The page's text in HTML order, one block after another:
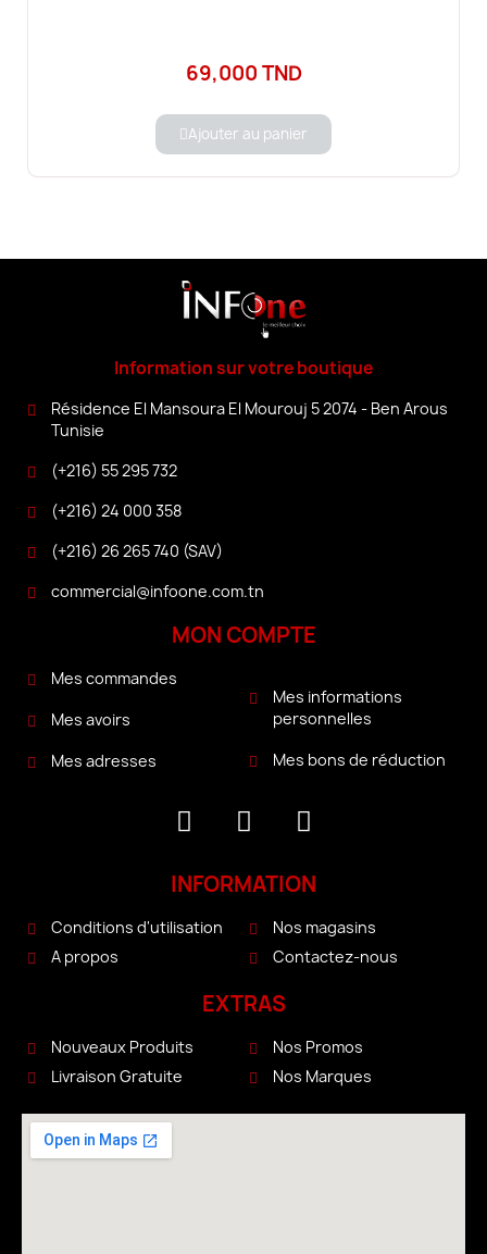
69,000 TND
Ajouter au panier
Information sur votre boutique
Résidence El Mansoura El Mourouj 5 2074 - Ben Arous
Tunisie
(+216) 55 295 732
(+216) 24 000 358
(+216) 26 265 740 (SAV)
commercial@infoone.com.tn
MON COMPTE
Mes commandes
Mes avoirs
Mes adresses
Mes informations
personnelles
Mes bons de réduction
INFORMATION
Conditions d'utilisation
A propos
Nos magasins
Contactez-nous
EXTRAS
Nouveaux Produits
Livraison Gratuite
Nos Promos
Nos Marques